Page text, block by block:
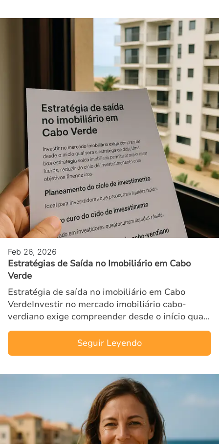
Feb 26, 2026
Estratégias de Saída no Imobiliário em Cabo
Verde
Estratégia de saída no imobiliário em Cabo
VerdeInvestir no mercado imobiliário cabo-
verdiano exige compreender desde o início qual
será a estratégia de saída. Uma boa estrategia
saida imobiliario cab…Seguir Leyendo